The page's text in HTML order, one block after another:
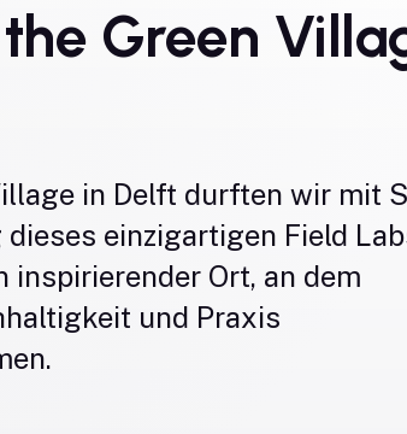
Green
in Delft durften wir mit
einzigartigen Field
inspirierender Ort, an dem
und Praxis